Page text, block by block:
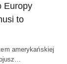
Europy
to
amerykańskiej